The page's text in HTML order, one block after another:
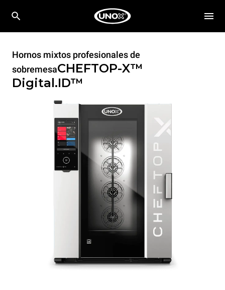
Hornos mixtos profesionales de
sobremesaCHEFTOP-X™
Digital.ID™